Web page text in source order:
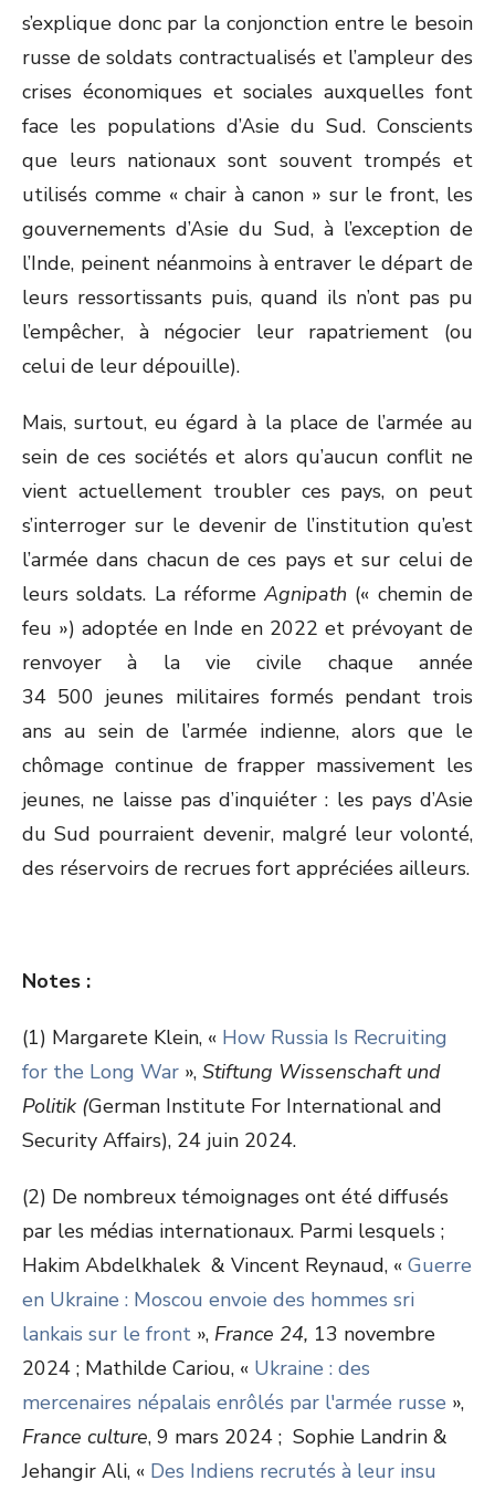
s’explique donc par la conjonction entre le besoin
russe de soldats contractualisés et l’ampleur des
crises économiques et sociales auxquelles font
face les populations d’Asie du Sud. Conscients
que leurs nationaux sont souvent trompés et
utilisés comme « chair à canon » sur le front, les
gouvernements d’Asie du Sud, à l’exception de
l’Inde, peinent néanmoins à entraver le départ de
leurs ressortissants puis, quand ils n’ont pas pu
l’empêcher, à négocier leur rapatriement (ou
celui de leur dépouille).
Mais, surtout, eu égard à la place de l’armée au
sein de ces sociétés et alors qu’aucun conflit ne
vient actuellement troubler ces pays, on peut
s’interroger sur le devenir de l’institution qu’est
l’armée dans chacun de ces pays et sur celui de
leurs soldats. La réformeAgnipath (« chemin de
feu ») adoptée en Inde en 2022 et prévoyant de
renvoyer à la vie civile chaque année
34 500 jeunes militaires formés pendant trois
ans au sein de l’armée indienne, alors que le
chômage continue de frapper massivement les
jeunes, ne laisse pas d’inquiéter : les pays d’Asie
du Sud pourraient devenir, malgré leur volonté,
des réservoirs de recrues fort appréciées ailleurs.
Notes :
(1) Margarete Klein, « How Russia Is Recruiting
for the Long War », Stiftung Wissenschaft und
Politik (German Institute For International and
Security Affairs), 24 juin 2024.
(2) De nombreux témoignages ont été diffusés
par les médias internationaux. Parmi lesquels ;
Hakim Abdelkhalek & Vincent Reynaud, « Guerre
en Ukraine : Moscou envoie des hommes sri
lankais sur le front », France 24, 13 novembre
2024 ; Mathilde Cariou, « Ukraine : des
mercenaires népalais enrôlés par l'armée russe »,
France culture, 9 mars 2024 ; Sophie Landrin &
Jehangir Ali, « Des Indiens recrutés à leur insu